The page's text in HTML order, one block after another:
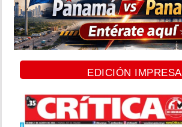
EDICIÓN IMPRESA